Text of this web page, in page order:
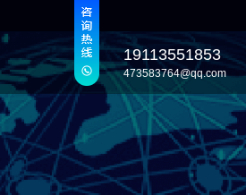
19113551853
473583764@qq.com